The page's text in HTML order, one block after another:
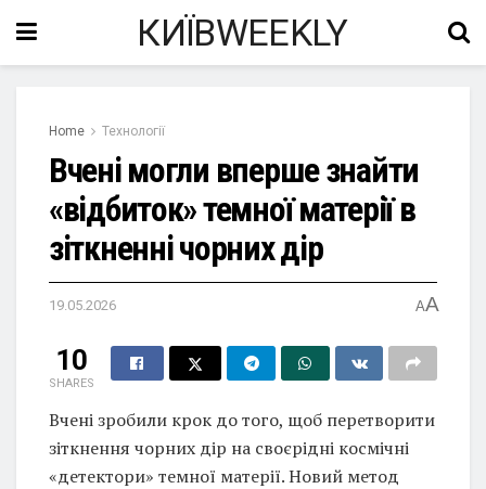
КИЇВWEEKLY
Home Технології
Вчені могли вперше знайти
«відбиток» темної матерії в
зіткненні чорних дір
19.05.2026 AA
10
SHARES
Вчені зробили крок до того, щоб перетворити
зіткнення чорних дір на своєрідні космічні
«детектори» темної матерії. Новий метод